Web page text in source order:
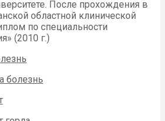
После прохождения в
областной клинической
по специальности
(2010 г.)